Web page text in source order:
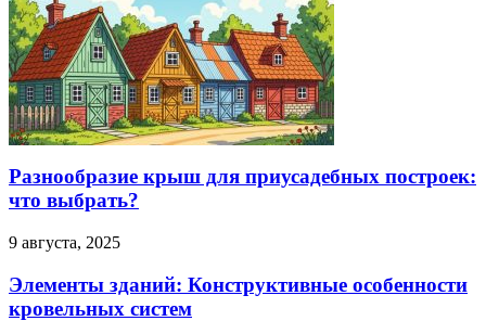
Разнообразие крыш для приусадебных построек:
что выбрать?
9 августа, 2025
Элементы зданий: Конструктивные особенности
кровельных систем